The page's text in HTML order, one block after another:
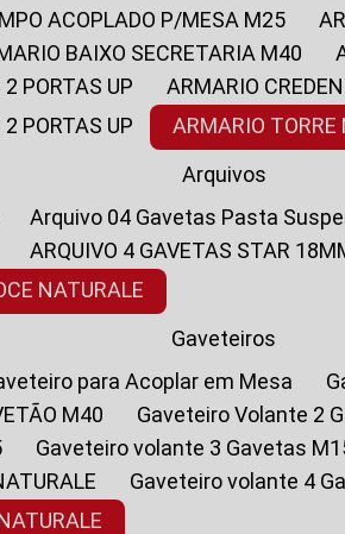
ACOPLADO P/MESA M25
BAIXO SECRETARIA M40
2 PORTAS UP
ARMARIO
2 PORTAS UP
ARMARIO
Arquivos
Arquivo 04 Gavetas Pasta
ARQUIVO 4 GAVETAS STAR
NATURALE
Gaveteiros
para Acoplar em Mesa
M40
Gaveteiro Volante 2
Gaveteiro volante 3 Gavetas
Gaveteiro volante 4